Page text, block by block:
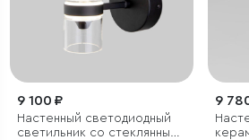
9 100 ₽
Настенный светодиодный
светильник со стеклянным
9